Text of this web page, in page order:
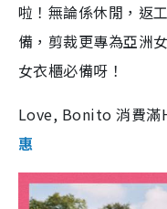
啦！無論係休閒，返
備，剪裁更專為亞洲
女衣櫃必備呀！
Love, Bonito 消費滿
惠